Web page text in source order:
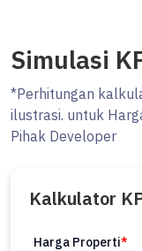
Simulasi
*Perhitungan
ilustrasi. untuk
Pihak Developer
Kalkulator
Harga Properti*